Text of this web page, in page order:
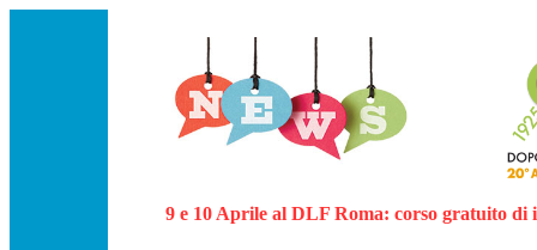
9 e 10 Aprile al DLF Roma: corso gratuito di